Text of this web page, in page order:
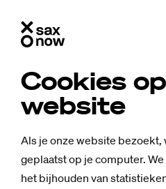
Cookies
website
Als je onze website bezoekt,
geplaatst op je computer.
het bijhouden van